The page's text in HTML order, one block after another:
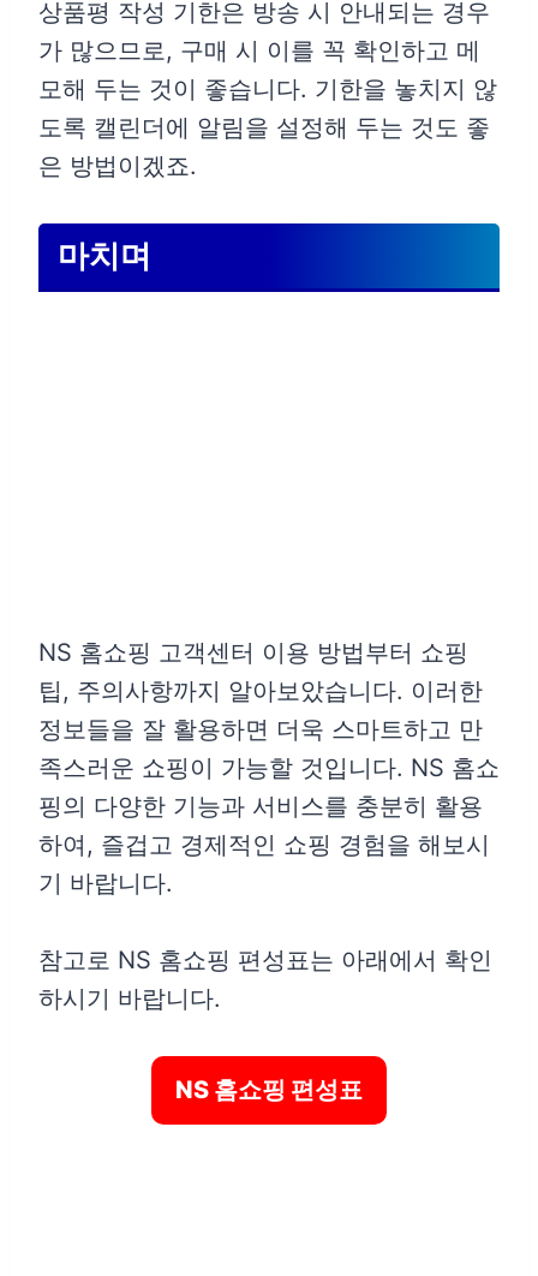
상품평 작성 기한은 방송 시 안내되는 경우
가 많으므로, 구매 시 이를 꼭 확인하고 메
모해 두는 것이 좋습니다. 기한을 놓치지 않
도록 캘린더에 알림을 설정해 두는 것도 좋
은 방법이겠죠.
마치며
NS 홈쇼핑 고객센터 이용 방법부터 쇼핑
팁, 주의사항까지 알아보았습니다. 이러한
정보들을 잘 활용하면 더욱 스마트하고 만
족스러운 쇼핑이 가능할 것입니다. NS 홈쇼
핑의 다양한 기능과 서비스를 충분히 활용
하여, 즐겁고 경제적인 쇼핑 경험을 해보시
기 바랍니다.
참고로 NS 홈쇼핑 편성표는 아래에서 확인
하시기 바랍니다.
NS 홈쇼핑 편성표